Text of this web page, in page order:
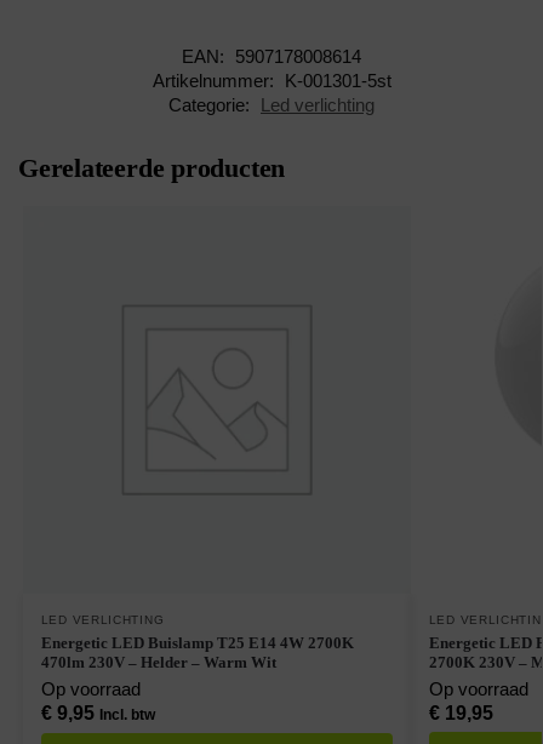
EAN:
5907178008614
Artikelnummer:
K-001301-5st
Categorie:
Led verlichting
Gerelateerde producten
LED VERLICHTING
Energetic LED Buislamp T25 E14 4W 2700K
470lm 230V – Helder – Warm Wit
Op voorraad
€9,95 Incl. btw
LED
Energetic LED
2700K 230V –
Op voorraad
€19,95